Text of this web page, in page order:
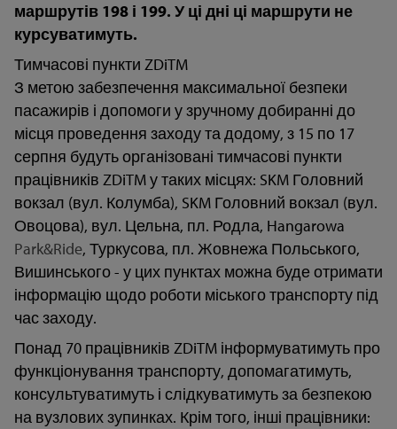
маршрутів 198 і 199. У ці дні ці маршрути не
курсуватимуть.
Тимчасові пункти ZDiTM
З метою забезпечення максимальної безпеки
пасажирів і допомоги у зручному добиранні до
місця проведення заходу та додому, з 15 по 17
серпня будуть організовані тимчасові пункти
працівників ZDiTM у таких місцях: SKM Головний
вокзал (вул. Колумба), SKM Головний вокзал (вул.
Овоцова), вул. Цельна, пл. Родла, Hangarowa
Park&Ride, Туркусова, пл. Жовнежа Польського,
Вишинського - у цих пунктах можна буде отримати
інформацію щодо роботи міського транспорту під
час заходу.
Понад 70 працівників ZDiTM інформуватимуть про
функціонування транспорту, допомагатимуть,
консультуватимуть і слідкуватимуть за безпекою
на вузлових зупинках. Крім того, інші працівники: